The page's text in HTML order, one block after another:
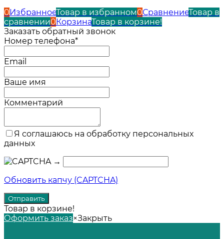
0ИзбранноеТовар в избранном0СравнениеТовар в
сравнении0КорзинаТовар в корзине!
Заказать обратный звонок
Номер телефона*
Email
Ваше имя
Комментарий
Я соглашаюсь на обработку персональных
данных
→
Обновить капчу (CAPTCHA)
Товар в корзине!
Оформить заказ×Закрыть